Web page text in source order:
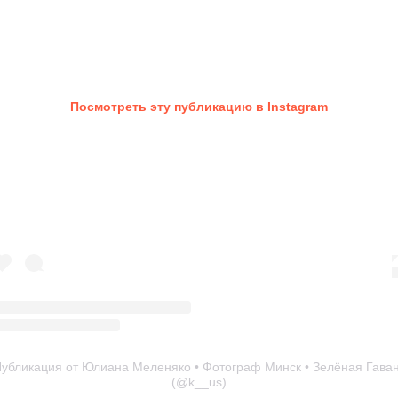
Посмотреть эту публикацию в Instagram
от Юлиана Меленяко • Фотограф Минск • Зелёная
(@k__us)